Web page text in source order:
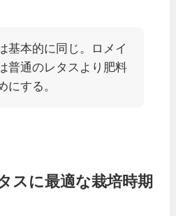
基本的に同じ。ロメイ
普通のレタスより肥料
にする。
スに最適な栽培時期